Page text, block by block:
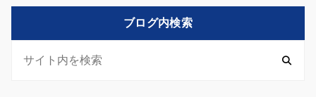
ブログ内検索